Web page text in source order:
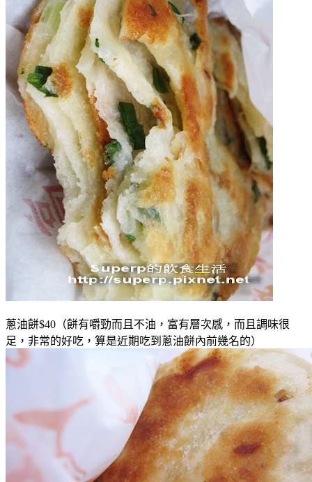
蔥油餅$40（餅有嚼勁而且不油，富有層次感，而且調味很
足，非常的好吃，算是近期吃到蔥油餅內前幾名的）